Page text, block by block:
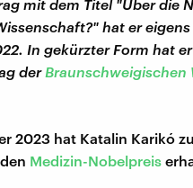
mit dem Titel "Über die
hat er
In gekürzter Form hat
der
2023 hat Katalin Karikó
Medizin-Nobelpreis